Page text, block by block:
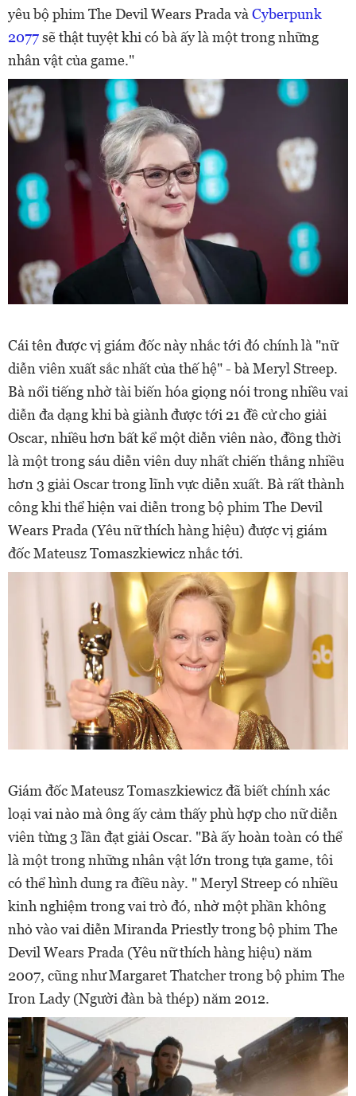
yêu bộ phim The Devil Wears Prada và Cyberpunk
2077sẽ thật tuyệt khi có bà ấy là một trong những
nhân vật của game."
Cái tên được vị giám đốc này nhắc tới đó chính là "nữ
diễn viên xuất sắc nhất của thế hệ" - bà Meryl Streep.
Bà nổi tiếng nhờ tài biến hóa giọng nói trong nhiều vai
diễn đa dạng khi bà giành được tới 21 đề cử cho giải
Oscar, nhiều hơn bất kể một diễn viên nào, đồng thời
là một trong sáu diễn viên duy nhất chiến thắng nhiều
hơn 3 giải Oscar trong lĩnh vực diễn xuất. Bà rất thành
công khi thể hiện vai diễn trong bộ phim The Devil
Wears Prada (Yêu nữ thích hàng hiệu) được vị giám
đốc Mateusz Tomaszkiewicz nhắc tới.
Giám đốc Mateusz Tomaszkiewicz đã biết chính xác
loại vai nào mà ông ấy cảm thấy phù hợp cho nữ diễn
viên từng 3 lần đạt giải Oscar. "Bà ấy hoàn toàn có thể
là một trong những nhân vật lớn trong tựa game, tôi
có thể hình dung ra điều này. " Meryl Streep có nhiều
kinh nghiệm trong vai trò đó, nhờ một phần không
nhỏ vào vai diễn Miranda Priestly trong bộ phim The
Devil Wears Prada (Yêu nữ thích hàng hiệu) năm
2007, cũng như Margaret Thatcher trong bộ phim The
Iron Lady (Người đàn bà thép) năm 2012.